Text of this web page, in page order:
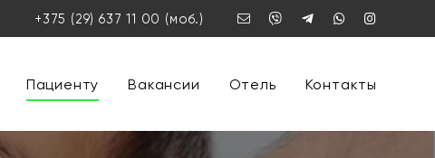
+375 (29) 637 11 00 (моб.)
Пациенту Вакансии Отель Контакты